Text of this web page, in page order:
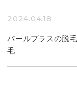
Q&A
2024.04.18
パールプラスの脱
毛